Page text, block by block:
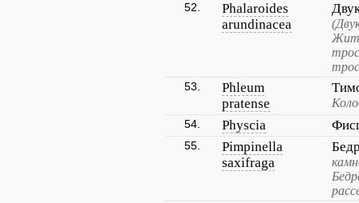
52.
Phalaroides
arundinacea
53.
Phleum
pratense
54. Physcia
55.
Pimpinella
saxifraga